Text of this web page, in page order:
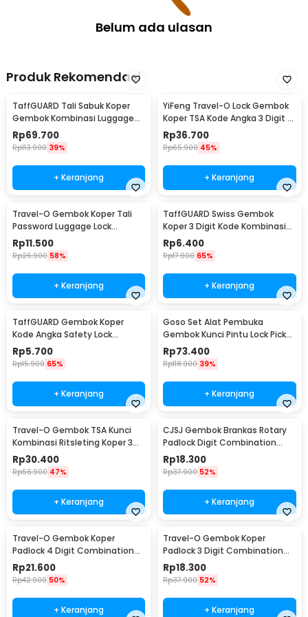
Belum ada ulasan
Produk Rekomendasi
TaffGUARD Tali Sabuk Koper
Gembok Kombinasi Luggage
Lock Belt TSA 2M - TSA-319
Rp69.700
Rp113.900 39%
+ Keranjang
YiFeng Travel-O Lock Gembok
Koper TSA Kode Angka 3 Digit -
TSA-335
Rp36.700
Rp65.900 45%
+ Keranjang
Travel-O Gembok Koper Tali
Password Luggage Lock
Suitcase Belt - NTA-310
Rp11.500
Rp26.900 58%
+ Keranjang
TaffGUARD Swiss Gembok
Koper 3 Digit Kode Kombinasi
Angka Anti Bobol - 104
Rp6.400
Rp17.900 65%
+ Keranjang
TaffGUARD Gembok Koper
Kode Angka Safety Lock
Portable 3 Digit - Z001
Rp5.700
Rp15.900 65%
+ Keranjang
Goso Set Alat Pembuka
Gembok Kunci Pintu Lock Pick
Locksmith 24 PCS - 038
Rp73.400
Rp118.900 39%
+ Keranjang
Travel-O Gembok TSA Kunci
Kombinasi Ritsleting Koper 3
Digit - TSA-425
Rp30.400
Rp56.900 47%
+ Keranjang
CJSJ Gembok Brankas Rotary
Padlock Digit Combination
Padlock - CH-209
Rp18.300
Rp37.900 52%
+ Keranjang
Travel-O Gembok Koper
Padlock 4 Digit Combination
Solid Brass - NTA-500
Rp21.600
Rp42.900 50%
+ Keranjang
Travel-O Gembok Koper
Padlock 3 Digit Combination
Solid Brass - NTA-500
Rp18.300
Rp37.900 52%
+ Keranjang